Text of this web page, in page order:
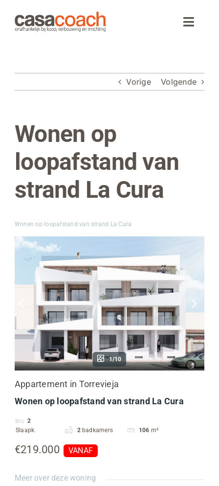
naar
inhoud
Toggle
Wonen in Spanje
Webinar
Over CasaCoach
Vorige Volgende
Bekijk
grotere
Wonen op
loopafstand van
strand La Cura
Wonen op loopafstand van strand La Cura
1/10
Appartement in Torrevieja
Wonen op loopafstand van strand La Cura
2
Slaapk.
2 badkamers 106 m²
€219.000 VANAF
Meer over deze woning